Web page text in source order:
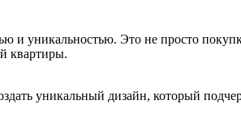
и уникальностью. Это не просто
квартиры.
уникальный дизайн, который